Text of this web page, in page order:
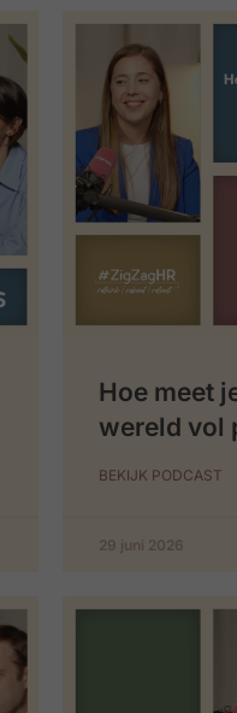
Hoe meet
wereld vol
BEKIJK PODCAST
29 juni 2026